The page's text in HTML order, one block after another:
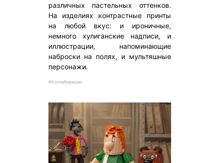
различных пастельных оттенков.
На изделиях контрастные принты
на любой вкус: и ироничные,
немного хулиганские надписи, и
иллюстрации, напоминающие
наброски на полях, и мультяшные
персонажи.
#Коллаборации